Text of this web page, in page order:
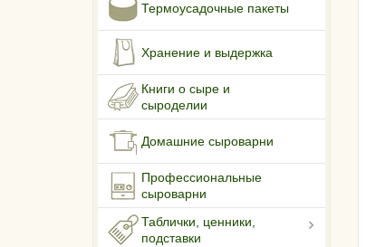
Термоусадочные пакеты
Хранение и выдержка
Книги о сыре и
сыроделии
Домашние сыроварни
Профессиональные
сыроварни
Таблички, ценники,
подставки